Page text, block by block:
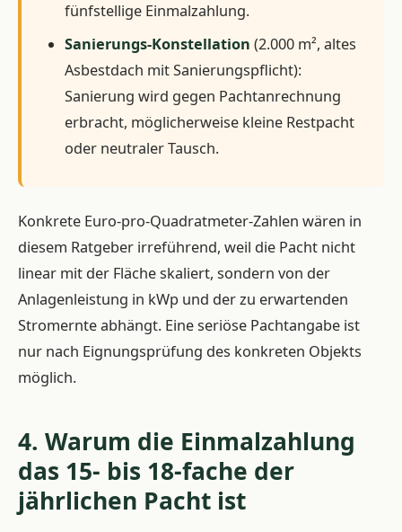
fünfstellige Einmalzahlung.
Sanierungs-Konstellation (2.000 m², altes
Asbestdach mit Sanierungspflicht):
Sanierung wird gegen Pachtanrechnung
erbracht, möglicherweise kleine Restpacht
oder neutraler Tausch.
Konkrete Euro-pro-Quadratmeter-Zahlen wären in
diesem Ratgeber irreführend, weil die Pacht nicht
linear mit der Fläche skaliert, sondern von der
Anlagenleistung in kWp und der zu erwartenden
Stromernte abhängt. Eine seriöse Pachtangabe ist
nur nach Eignungsprüfung des konkreten Objekts
möglich.
4. Warum die Einmalzahlung
das 15- bis 18-fache der
jährlichen Pacht ist